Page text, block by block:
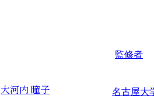
監修者
大河内 瞳子
名古屋大